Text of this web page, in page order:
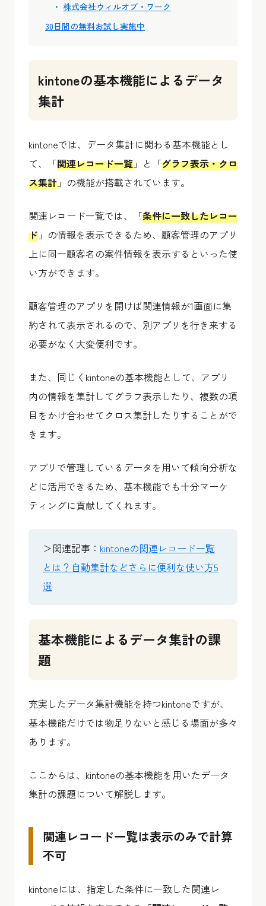
株式会社ウィルオブ・ワーク
30日間の無料お試し実施中
kintoneの基本機能によるデータ
集計
kintoneでは、データ集計に関わる基本機能とし
て、「関連レコード一覧 」と「グラフ表示・クロ
ス集計 」の機能が搭載されています。
関連レコード一覧では、「条件に一致したレコー
ド 」の情報を表示できるため、顧客管理のアプリ
上に同一顧客名の案件情報を表示するといった使
い方ができます。
顧客管理のアプリを開けば関連情報が1画面に集
約されて表示されるので、別アプリを行き来する
必要がなく大変便利です。
また、同じくkintoneの基本機能として、アプリ
内の情報を集計してグラフ表示したり、複数の項
目をかけ合わせてクロス集計したりすることがで
きます。
アプリで管理しているデータを用いて傾向分析な
どに活用できるため、基本機能でも十分マーケ
ティングに貢献してくれます。
＞関連記事： kintoneの関連レコード一覧
とは？自動集計などさらに便利な使い方5
選
基本機能によるデータ集計の課
題
充実したデータ集計機能を持つkintoneですが、
基本機能だけでは物足りないと感じる場面が多々
あります。
ここからは、kintoneの基本機能を用いたデータ
集計の課題について解説します。
関連レコード一覧は表示のみで計算
不可
kintoneには、指定した条件に一致した関連レ